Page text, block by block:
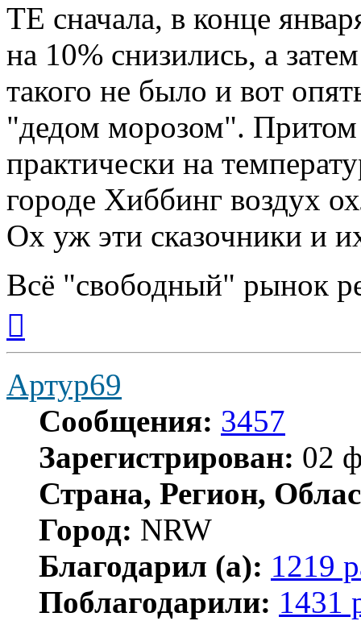
ТЕ сначала, в конце
на 10% снизились, а
такого не было и вот
"дедом морозом".
практически на
городе Хиббинг воздух
Ох уж эти сказочники и
Всё "свободный" рынок
началу
Артур69
Сообщения: 3457
Зарегистрирован: 02
Страна, Регион,
Город: NRW
Благодарил (а): 1219
Поблагодарили: 1431